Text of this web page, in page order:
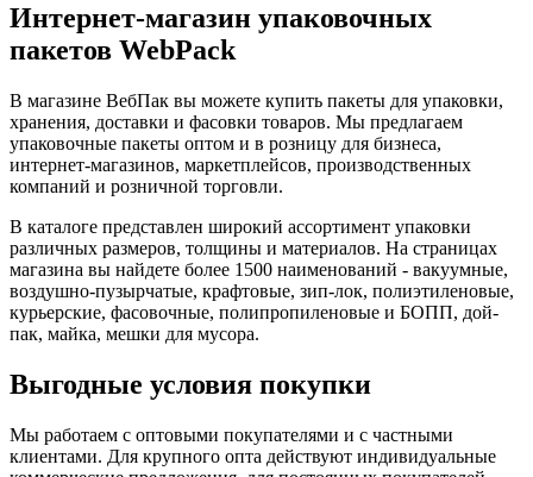
Интернет-магазин упаковочных
пакетов WebPack
В магазине ВебПак вы можете купить пакеты для упаковки,
хранения, доставки и фасовки товаров. Мы предлагаем
упаковочные пакеты оптом и в розницу для бизнеса,
интернет-магазинов, маркетплейсов, производственных
компаний и розничной торговли.
В каталоге представлен широкий ассортимент упаковки
различных размеров, толщины и материалов. На страницах
магазина вы найдете более 1500 наименований - вакуумные,
воздушно-пузырчатые, крафтовые, зип-лок, полиэтиленовые,
курьерские, фасовочные, полипропиленовые и БОПП, дой-
пак, майка, мешки для мусора.
Выгодные условия покупки
Мы работаем с оптовыми покупателями и с частными
клиентами. Для крупного опта действуют индивидуальные